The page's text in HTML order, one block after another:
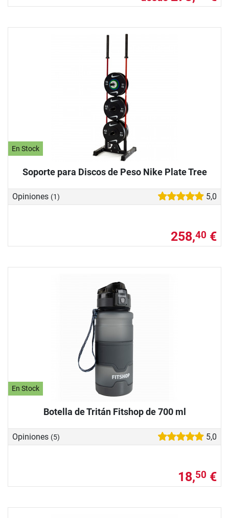
En Stock
Soporte para Discos de Peso Nike Plate Tree
Opiniones (1) 5,0
258,40 €
En Stock
Botella de Tritán Fitshop de 700 ml
Opiniones (5) 5,0
18,50 €